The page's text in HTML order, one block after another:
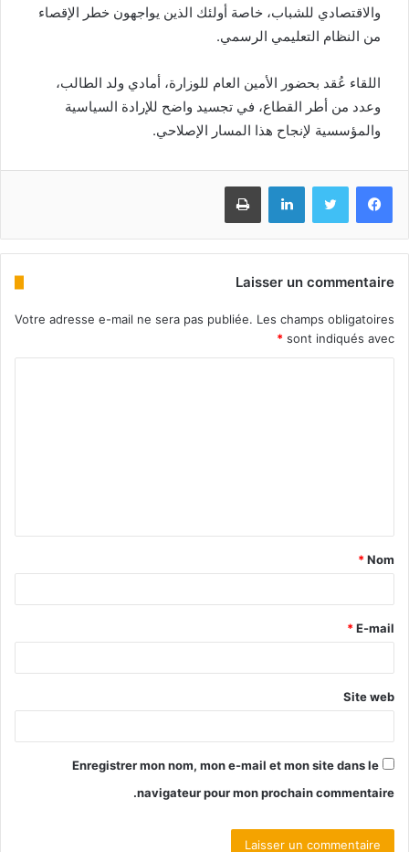
والاقتصادي للشباب، خاصة أولئك الذين يواجهون خطر الإقصاء
من النظام التعليمي الرسمي.
اللقاء عُقد بحضور الأمين العام للوزارة، أمادي ولد الطالب،
وعدد من أطر القطاع، في تجسيد واضح للإرادة السياسية
والمؤسسية لإنجاح هذا المسار الإصلاحي.
Facebook
Twitter
Linkedin
Imprimer
Laisser un commentaire
Votre adresse e-mail ne sera pas publiée. Les champs obligatoires
sont indiqués avec
*
Nom
*
E-mail
*
Site web
Enregistrer mon nom, mon e-mail et mon site dans le
navigateur pour mon prochain commentaire.